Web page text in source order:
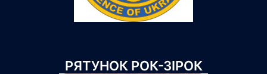
РЯТУНОК РОК-ЗІРОК